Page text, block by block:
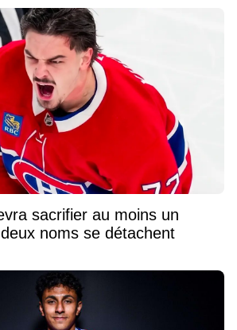
sacrifier au moins un
noms se détachent